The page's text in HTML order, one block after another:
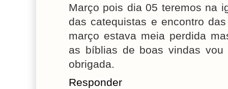
Março pois dia 05 teremos na
das catequistas e encontro
março estava meia perdida
as bíblias de boas vindas
obrigada.
Responder